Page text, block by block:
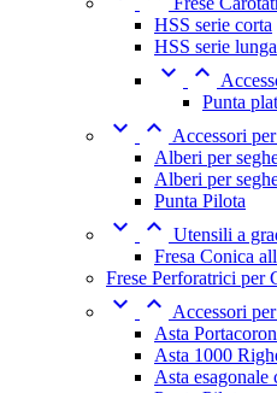
HSS serie corta
HSS serie lunga
 
Punta
  Accessori
Alberi per
Alberi per
Punta Pilota
  Utensili a
Fresa Conica
Frese Perforatrici
  Accessori
Asta
Asta 1000
Asta esagonale